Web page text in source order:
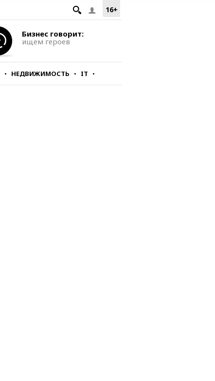
16+
Бизнес говорит:
ищем героев
НЕДВИЖИМОСТЬ IT